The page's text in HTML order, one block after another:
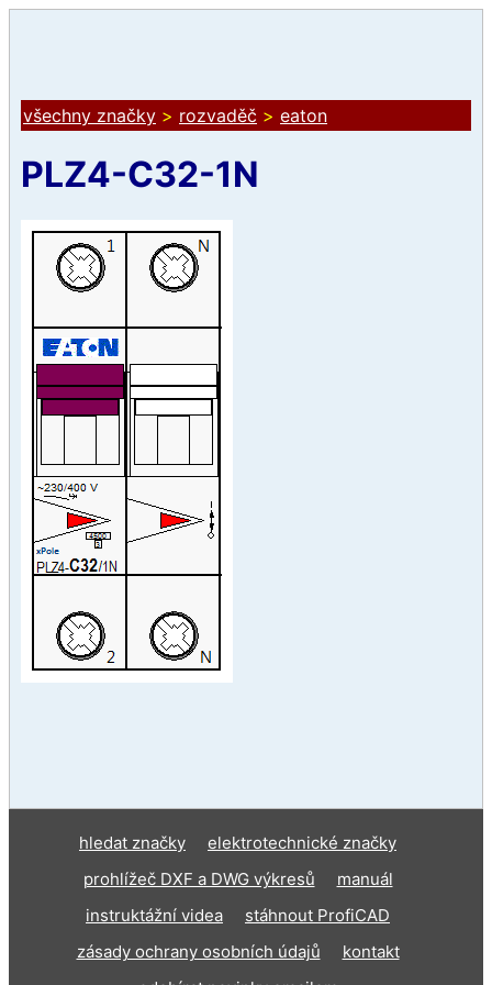
všechny značky > rozvaděč > eaton
PLZ4-C32-1N
hledat značky
elektrotechnické značky
prohlížeč DXF a DWG výkresů
manuál
instruktážní videa
stáhnout ProfiCAD
zásady ochrany osobních údajů
kontakt